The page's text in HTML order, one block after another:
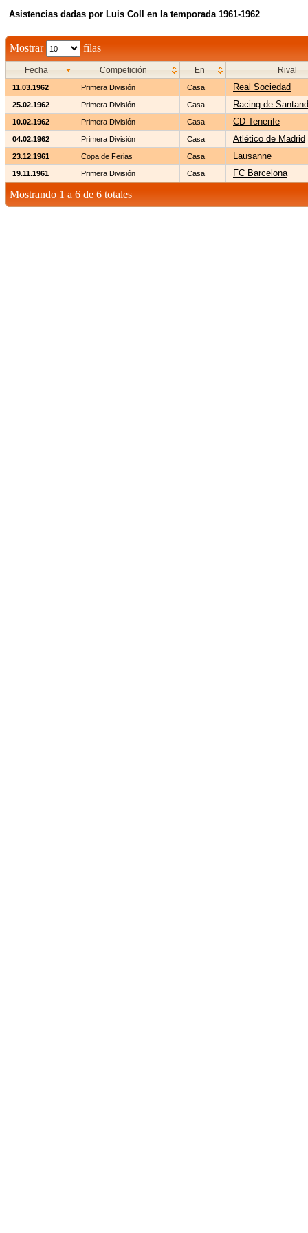
Asistencias dadas por Luis Coll en la temporada 1961-1962
Mostrar filas
Fecha Competición En Rival
11.03.1962 Primera División Casa Real Sociedad
25.02.1962 Primera División Casa Racing de
10.02.1962 Primera División Casa CD Tenerife
04.02.1962 Primera División Casa Atlético de Madrid
23.12.1961 Copa de Ferias Casa Lausanne
19.11.1961 Primera División Casa FC Barcelona
Mostrando 1 a 6 de 6 totales